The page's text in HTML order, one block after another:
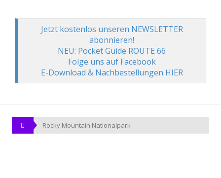
Jetzt kostenlos unseren NEWSLETTER
abonnieren!
NEU: Pocket Guide ROUTE 66
Folge uns auf Facebook
E-Download & Nachbestellungen HIER
Rocky Mountain Nationalpark